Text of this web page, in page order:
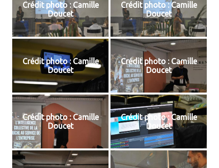
Crédit photo : Camille
Doucet
Crédit photo : Camille
Doucet
Crédit photo : Camille
Doucet
Crédit photo : Camille
Doucet
Crédit photo : Camille
Doucet
Crédit photo : Camille
Doucet